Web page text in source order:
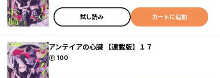
試し読み カートに追加
アンテイアの心臓 【連載版】１７
100
ポイント